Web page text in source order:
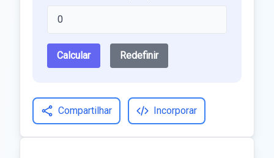
Calcular Redefinir
Compartilhar Incorporar